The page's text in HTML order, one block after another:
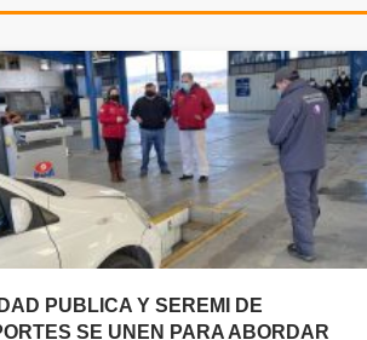
PUBLICA Y SEREMI DE
SE UNEN PARA ABORDAR